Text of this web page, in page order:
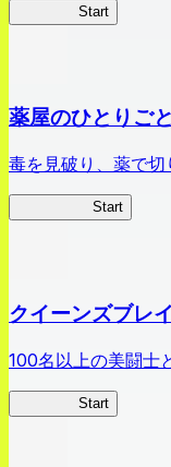
Start
薬屋のひとりご
毒を見破り、薬で
Start
クイーンズブレ
100名以上の美闘士
Start